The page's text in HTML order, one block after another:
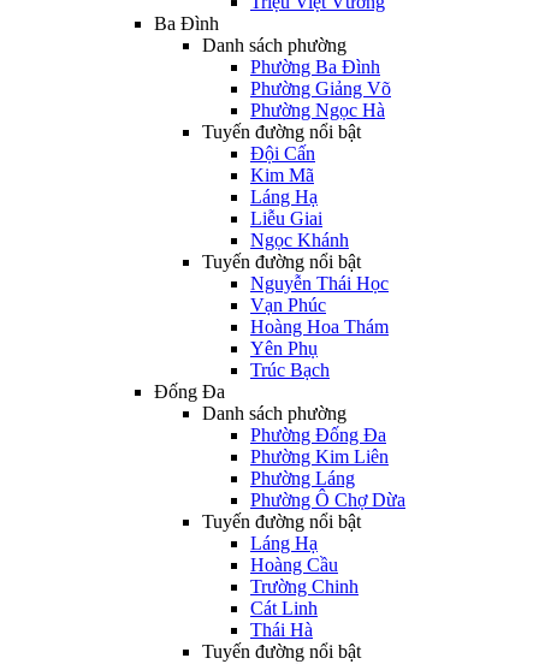
Ba Đình
Danh sách phường
Phường Ba Đình
Phường Giảng Võ
Phường Ngọc Hà
Tuyến đường nổi bật
Đội Cấn
Kim Mã
Láng Hạ
Liễu Giai
Ngọc Khánh
Tuyến đường nổi bật
Nguyễn Thái Học
Vạn Phúc
Hoàng Hoa Thám
Yên Phụ
Trúc Bạch
Đống Đa
Danh sách phường
Phường Đống Đa
Phường Kim Liên
Phường Láng
Phường Ô Chợ Dừa
Tuyến đường nổi bật
Láng Hạ
Hoàng Cầu
Trường Chinh
Cát Linh
Thái Hà
Tuyến đường nổi bật